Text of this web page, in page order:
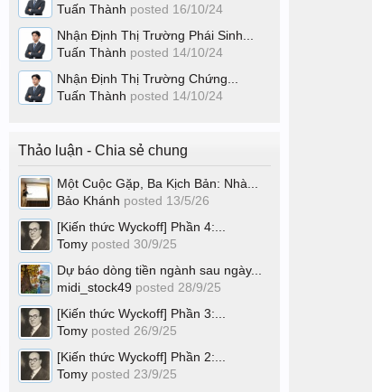
Tuấn Thành posted 16/10/24
Nhận Định Thị Trường Phái Sinh...
Tuấn Thành posted 14/10/24
Nhận Định Thị Trường Chứng...
Tuấn Thành posted 14/10/24
Thảo luận - Chia sẻ chung
Một Cuộc Gặp, Ba Kịch Bản: Nhà...
Bảo Khánh posted 13/5/26
[Kiến thức Wyckoff] Phần 4:...
Tomy posted 30/9/25
Dự báo dòng tiền ngành sau ngày...
midi_stock49 posted 28/9/25
[Kiến thức Wyckoff] Phần 3:...
Tomy posted 26/9/25
[Kiến thức Wyckoff] Phần 2:...
Tomy posted 23/9/25